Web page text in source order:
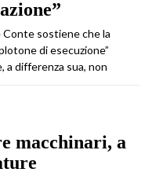
Conte sostiene che la
di esecuzione”
a differenza sua, non
macchinari, a